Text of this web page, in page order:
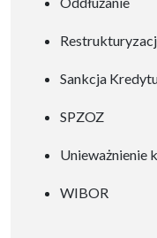
naprawczy może stać się
wyprowadzenia placówki
problemów
operacyjnych. W
wiele szpitali, zwłaszcza
powiatowych, mierzy się
Sankcja
SPZOZ
Unieważnienie
WIBOR